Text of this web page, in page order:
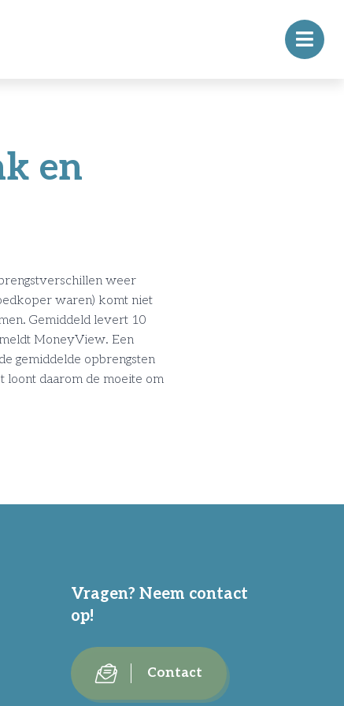
en
weer
waren) komt niet
Gemiddeld levert 10
MoneyView. Een
gemiddelde opbrengsten
loont daarom de moeite om
Vragen? Neem contact
op!
Contact